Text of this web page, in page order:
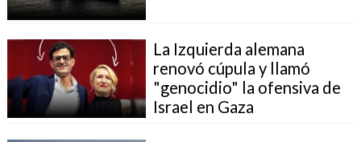
La Izquierda alemana
renovó cúpula y llamó
"genocidio" la ofensiva de
Israel en Gaza